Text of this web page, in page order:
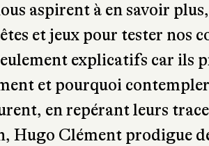
aspirent à en savoir
et jeux pour tester nos
explicatifs car ils
et pourquoi
en repérant leurs
Hugo Clément prodigue